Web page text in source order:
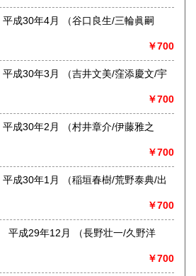
歩約1分
及び「不定休」です。店舗での日時
。
学、自然科学、美術工芸、国語国
谷口良生/三輪眞嗣
￥700
井文美/窪添慶文/宇
￥700
村井章介/伊藤雅之
￥700
垣春樹/荒野泰典/出
￥700
（長野壮一/久野洋
￥700